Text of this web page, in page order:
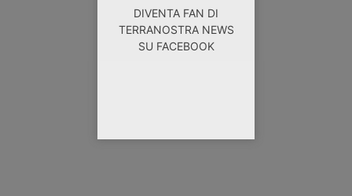
DIVENTA FAN DI
TERRANOSTRA NEWS
SU FACEBOOK